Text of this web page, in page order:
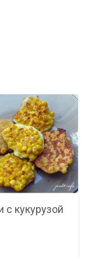
с кукурузой